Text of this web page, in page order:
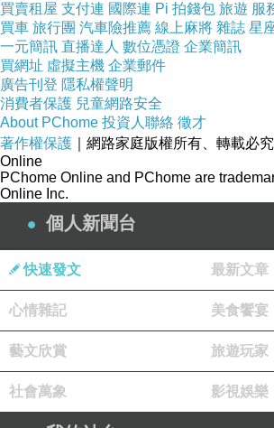
大家一定忘了一件事情，那就是冷氣
冷？為什麼人的體溫是37度左右，但覺
說了或許你不信，在我們的辦公室，冷
然後公司小姐有人覺得還好，甚有人覺
沒錯，就是有人覺得27度已經夠冷了，
這是很特別的經驗，我知道因為我們公
有醫學報導過，當空氣裡的細菌變少時
芬多精的殺菌作用一樣，而負離子又可
如果待在裡面的舒適度就提高，感覺就
買賣租屋 支付連 國際連 Pi 拍錢包 旅遊 服
買車 旅行團 汽車險推薦 線上麻將 雜誌 星
一元簡訊 直播達人 數位憑證 企業簡訊
買網址 虛擬主機 企業郵件
廣告刊登 隱私權聲明
消費者保護 兒童網路安全
About PChome 投資人聯絡 徵才
著作權保護 ｜網路家庭版權所有、轉載必究
Online
PChome Online and PChome are
Online Inc.
個人新聞台
快速發文 最新文章
心情雜記 美食饗宴
藝文欣賞 旅遊玩家
社會萬象 影視娛樂